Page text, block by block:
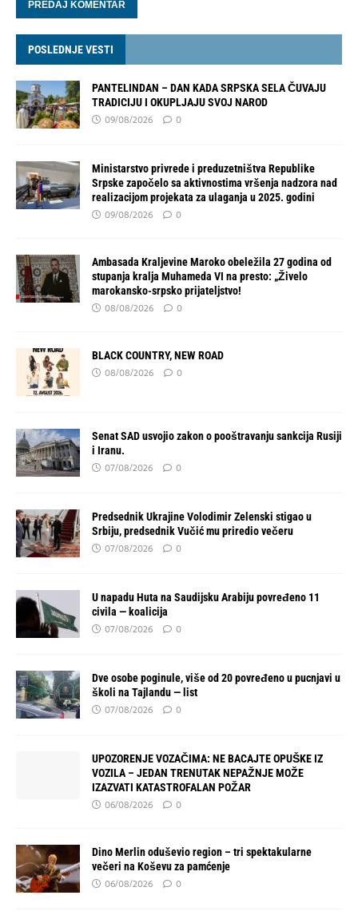
POSLEDNJE VESTI
PANTELINDAN – DAN KADA SRPSKA SELA ČUVAJU
TRADICIJU I OKUPLJAJU SVOJ NAROD
09/08/2026 0
Ministarstvo privrede i preduzetništva Republike
Srpske započelo sa aktivnostima vršenja nadzora nad
realizacijom projekata za ulaganja u 2025. godini
09/08/2026 0
Ambasada Kraljevine Maroko obeležila 27 godina od
stupanja kralja Muhameda VI na presto: „Živelo
marokansko-srpsko prijateljstvo!
08/08/2026 0
BLACK COUNTRY, NEW ROAD
08/08/2026 0
Senat SAD usvojio zakon o pooštravanju sankcija Rusiji
i Iranu.
07/08/2026 0
Predsednik Ukrajine Volodimir Zelenski stigao u
Srbiju, predsednik Vučić mu priredio večeru
07/08/2026 0
U napadu Huta na Saudijsku Arabiju povređeno 11
civila — koalicija
07/08/2026 0
Dve osobe poginule, više od 20 povređeno u pucnjavi u
školi na Tajlandu — list
07/08/2026 0
UPOZORENJE VOZAČIMA: NE BACAJTE OPUŠKE IZ
VOZILA – JEDAN TRENUTAK NEPAŽNJE MOŽE
IZAZVATI KATASTROFALAN POŽAR
06/08/2026 0
Dino Merlin oduševio region – tri spektakularne
večeri na Koševu za pamćenje
06/08/2026 0